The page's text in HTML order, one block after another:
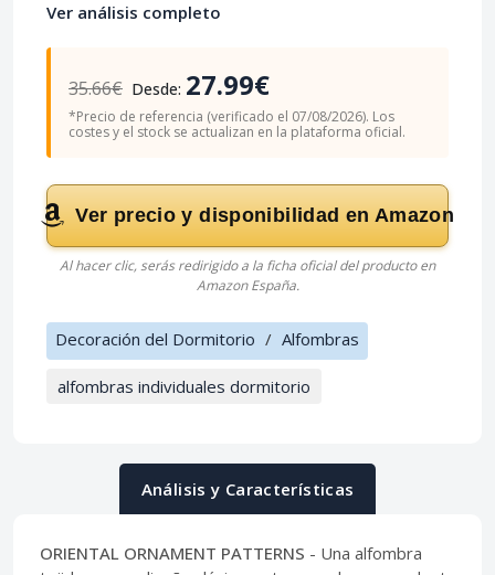
Ver análisis completo
35.66€ Desde: 27.99€
*Precio de referencia (verificado el 07/08/2026). Los
costes y el stock se actualizan en la plataforma oficial.
Ver precio y disponibilidad en Amazon
Al hacer clic, serás redirigido a la ficha oficial del producto en
Amazon España.
Decoración del Dormitorio / Alfombras
alfombras individuales dormitorio
Análisis y Características
ORIENTAL ORNAMENT PATTERNS - Una alfombra